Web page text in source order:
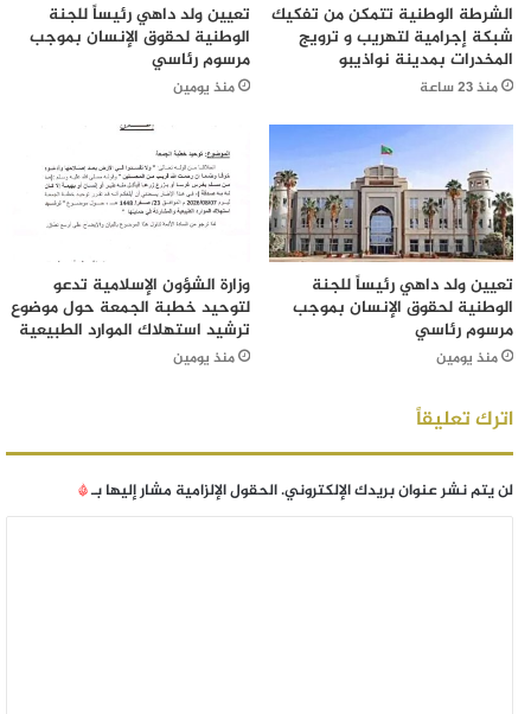
الشرطة الوطنية تتمكن من تفكيك
شبكة إجرامية لتهريب و ترويج
المخدرات بمدينة نواذيبو
منذ 23 ساعة
تعيين ولد داهي رئيساً للجنة
الوطنية لحقوق الإنسان بموجب
مرسوم رئاسي
منذ يومين
تعيين ولد داهي رئيساً للجنة
الوطنية لحقوق الإنسان بموجب
مرسوم رئاسي
منذ يومين
وزارة الشؤون الإسلامية تدعو
لتوحيد خطبة الجمعة حول موضوع
ترشيد استهلاك الموارد الطبيعية
منذ يومين
اترك تعليقاً
لن يتم نشر عنوان بريدك الإلكتروني.الحقول الإلزامية مشار إليها بـ*